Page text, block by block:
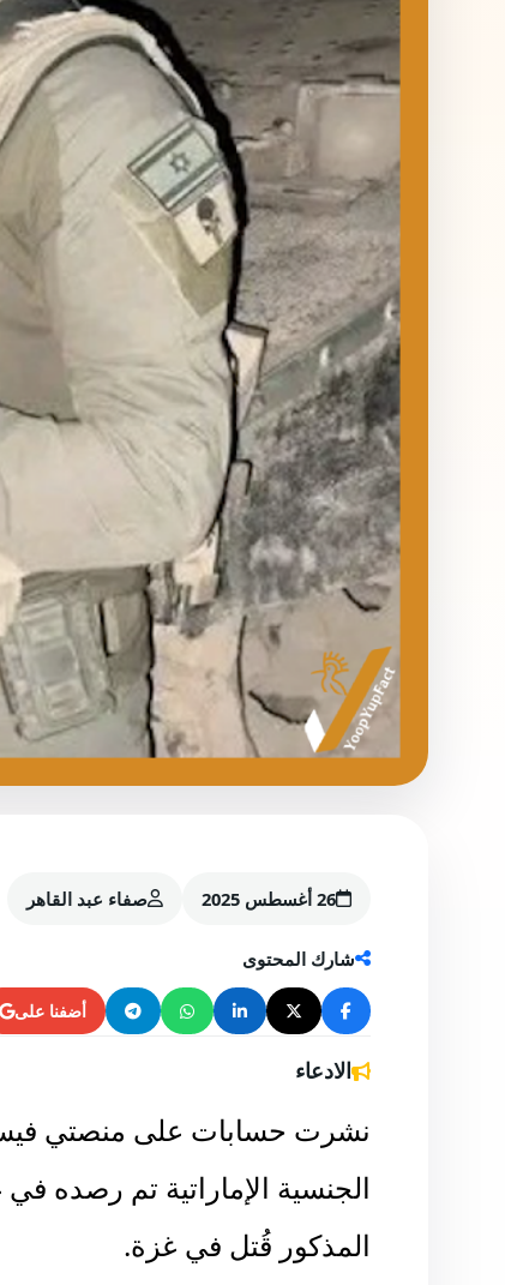
26 أغسطس 2025 صفاء عبد القاهر
شارك المحتوى
أضفنا على
الادعاء
نشرت حسابات على منصتي
الجنسية الإماراتية تم رصده
المذكور قُتل في غزة.